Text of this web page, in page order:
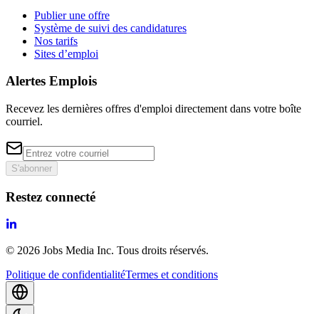
Publier une offre
Système de suivi des candidatures
Nos tarifs
Sites d’emploi
Alertes Emplois
Recevez les dernières offres d'emploi directement dans votre boîte
courriel.
S'abonner
Restez connecté
© 2026 Jobs Media Inc. Tous droits réservés.
Politique de confidentialitéTermes et conditions